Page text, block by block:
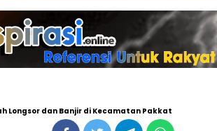
Longsor dan Banjir di Kecamatan Pakkat